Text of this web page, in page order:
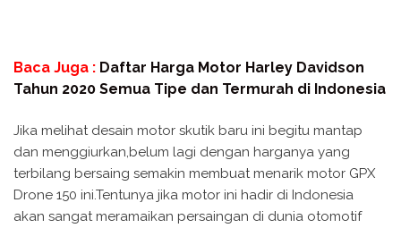
Baca Juga : Daftar Harga Motor Harley Davidson
Tahun 2020 Semua Tipe dan Termurah di Indonesia
Jika melihat desain motor skutik baru ini begitu mantap
dan menggiurkan,belum lagi dengan harganya yang
terbilang bersaing semakin membuat menarik motor GPX
Drone 150 ini.Tentunya jika motor ini hadir di Indonesia
akan sangat meramaikan persaingan di dunia otomotif